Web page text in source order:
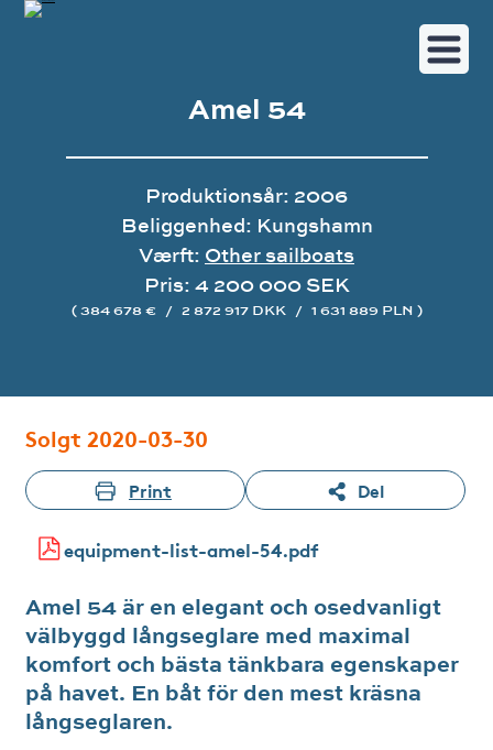
Amel 54
Produktionsår: 2006
Beliggenhed: Kungshamn
Værft: Other sailboats
Pris: 4 200 000 SEK
( 384 678 € / 2 872 917 DKK / 1 631 889 PLN )
Solgt 2020-03-30
Print Del
equipment-list-amel-54.pdf
Amel 54 är en elegant och osedvanligt
välbyggd långseglare med maximal
komfort och bästa tänkbara egenskaper
på havet. En båt för den mest kräsna
långseglaren.